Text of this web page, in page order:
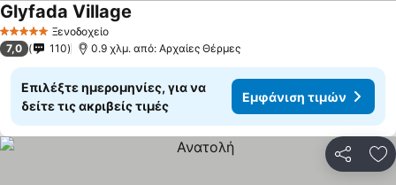
5 Αστέρια Ξενοδοχείο
Glyfada Village
7,0 110 0.9 χλμ. από: Αρχαίες Θέρμες
Επιλέξτε ημερομηνίες, για να
δείτε τις ακριβείς τιμές
Εμφάνιση τιμών